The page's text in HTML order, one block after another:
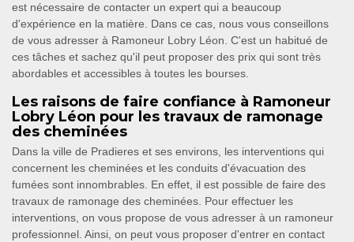
est nécessaire de contacter un expert qui a beaucoup
d'expérience en la matière. Dans ce cas, nous vous conseillons
de vous adresser à Ramoneur Lobry Léon. C'est un habitué de
ces tâches et sachez qu'il peut proposer des prix qui sont très
abordables et accessibles à toutes les bourses.
Les raisons de faire confiance à Ramoneur
Lobry Léon pour les travaux de ramonage
des cheminées
Dans la ville de Pradieres et ses environs, les interventions qui
concernent les cheminées et les conduits d'évacuation des
fumées sont innombrables. En effet, il est possible de faire des
travaux de ramonage des cheminées. Pour effectuer les
interventions, on vous propose de vous adresser à un ramoneur
professionnel. Ainsi, on peut vous proposer d'entrer en contact